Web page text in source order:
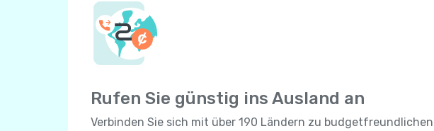
Rufen Sie günstig ins Ausland an
Verbinden Sie sich mit über 190 Ländern zu budgetfreundlichen